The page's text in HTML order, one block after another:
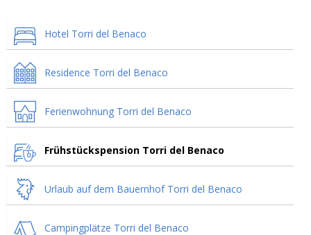
Hotel Torri del Benaco
Residence Torri del Benaco
Ferienwohnung Torri del Benaco
Frühstückspension Torri del Benaco
Urlaub auf dem Bauernhof Torri del Benaco
Campingplätze Torri del Benaco